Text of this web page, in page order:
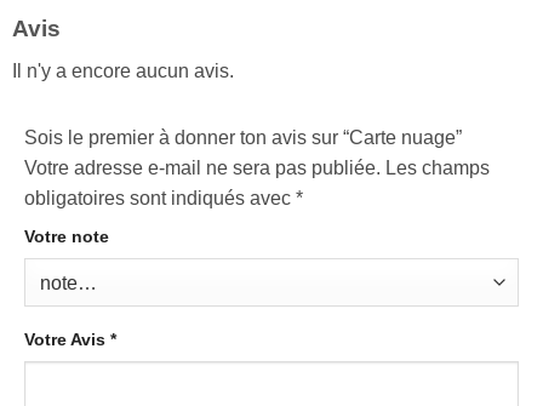
Avis
Il n'y a encore aucun avis.
Sois le premier à donner ton avis sur “Carte nuage”
Votre adresse e-mail ne sera pas publiée. Les champs
obligatoires sont indiqués avec *
Votre note
Votre Avis *